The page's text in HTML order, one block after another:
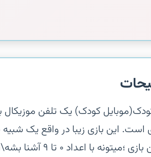
کودک) یک تلفن
این بازی زیبا در واقع یک